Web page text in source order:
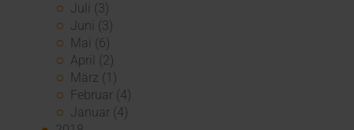
Juli (3)
Juni (3)
Mai (6)
April (2)
März (1)
Februar (4)
Januar (4)